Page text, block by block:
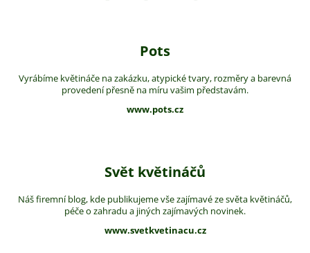
Pots
Vyrábíme květináče na zakázku, atypické tvary, rozměry a barevná
provedení přesně na míru vašim představám.
www.pots.cz
Svět květináčů
Náš firemní blog, kde publikujeme vše zajímavé ze světa květináčů,
péče o zahradu a jiných zajímavých novinek.
www.svetkvetinacu.cz